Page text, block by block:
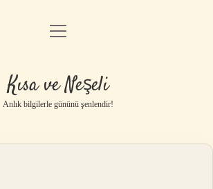
Anasayfa
Yasal Uyarı
menüyü
Kısa ve Neşeli
Anlık bilgilerle gününü şenlendir!